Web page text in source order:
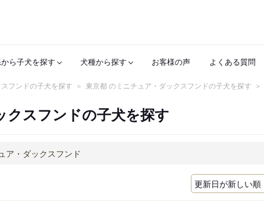
ら子犬を探す 犬種から探す お客様の声 よくある質問
フンドの子犬を探す 東京都 のミニチュア・ダックスフンドの子犬を探す
クスフンドの子犬を探す